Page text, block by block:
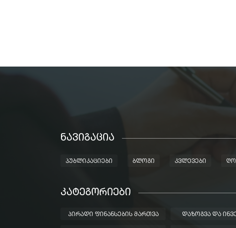
ᲜᲐᲕᲘᲒᲐᲪᲘᲐ
ᲞᲣᲑᲚᲘᲙᲐᲪᲘᲔᲑᲘ ᲑᲚᲝᲒᲘ ᲙᲕᲚᲔᲕᲔᲑᲘ
ᲙᲐᲢᲔᲒᲝᲠᲘᲔᲑᲘ
ᲞᲘᲠᲐᲓᲘ ᲤᲘᲜᲐᲜᲡᲔᲑᲘᲡ ᲛᲐᲠᲗᲕᲐ ᲓᲐᲖᲝᲒᲕᲐ ᲓᲐ